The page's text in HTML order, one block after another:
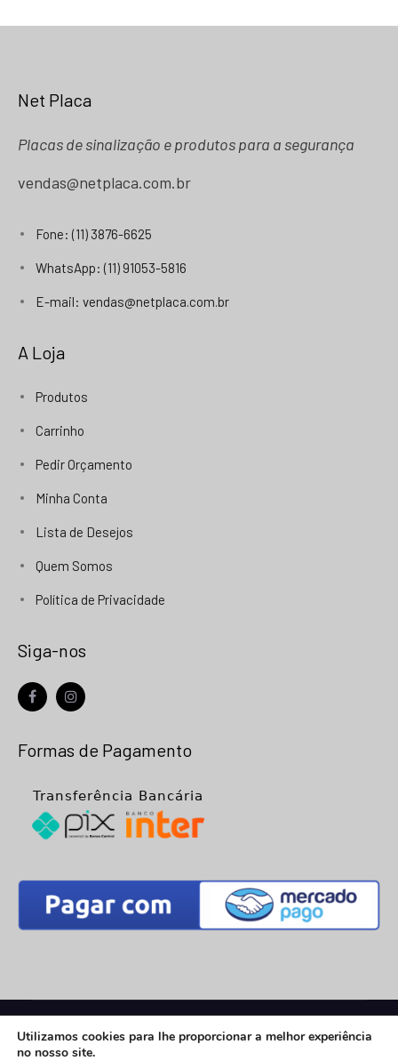
Net Placa
Placas de sinalização e produtos para a segurança
vendas@netplaca.com.br
Fone: (11) 3876-6625
WhatsApp: (11) 91053-5816
E-mail: vendas@netplaca.com.br
A Loja
Produtos
Carrinho
Pedir Orçamento
Minha Conta
Lista de Desejos
Quem Somos
Política de Privacidade
Siga-nos
Formas de Pagamento
© 2026Net Placa - Todos os Direitos Reservados |
Desenvolvimento:
Utilizamos cookies para lhe proporcionar a melhor experiência
no nosso site.